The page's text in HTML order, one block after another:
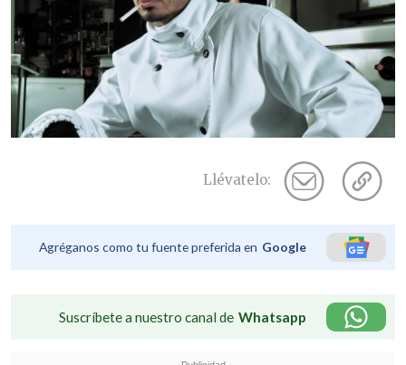
Llévatelo:
Agréganos como tu fuente preferida en Google
Suscríbete a nuestro canal de Whatsapp